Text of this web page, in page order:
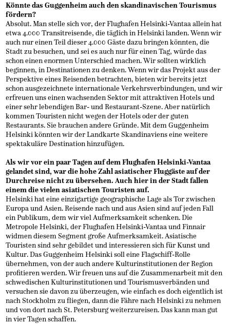
Könnte das Guggenheim auch den skandinavischen Tourismus
fördern?
Absolut. Man stelle sich vor, der Flughafen Helsinki-Vantaa allein hat
etwa 4.000 Transitreisende, die täglich in Helsinki landen. Wenn wir
auch nur einen Teil dieser 4.000 Gäste dazu bringen könnten, die
Stadt zu besuchen, und sei es auch nur für einen Tag, würde das
schon einen enormen Unterschied machen. Wir sollten wirklich
beginnen, in Destinationen zu denken. Wenn wir das Projekt aus der
Perspektive eines Reisenden betrachten, bieten wir bereits jetzt
schon ausgezeichnete internationale Verkehrsverbindungen, und wir
erfreuen uns einen wachsenden Sektor mit attraktiven Hotels und
einer sehr lebendigen Bar- und Restaurant-Szene. Aber natürlich
kommen Touristen nicht wegen der Hotels oder der guten
Restaurants. Sie brauchen andere Gründe. Mit dem Guggenheim
Helsinki könnten wir der Landkarte Skandinaviens eine weitere
spektakuläre Destination hinzufügen.
Als wir vor ein paar Tagen auf dem Flughafen Helsinki-Vantaa
gelandet sind, war die hohe Zahl asiatischer Fluggäste auf der
Durchreise nicht zu übersehen. Auch hier in der Stadt fallen
einem die vielen asiatischen Touristen auf.
Helsinki hat eine einzigartige geographische Lage als Tor zwischen
Europa und Asien. Reisende nach und aus Asien sind auf jeden Fall
ein Publikum, dem wir viel Aufmerksamkeit schenken. Die
Metropole Helsinki, der Flughafen Helsinki-Vantaa und Finnair
widmen diesem Segment große Aufmerksamkeit. Asiatische
Touristen sind sehr gebildet und interessieren sich für Kunst und
Kultur. Das Guggenheim Helsinki soll eine Flagschiff-Rolle
übernehmen, von der auch andere Kulturinstitutionen der Region
profitieren werden. Wir freuen uns auf die Zusammenarbeit mit den
schwedischen Kulturinstitutionen und Tourismusverbänden und
versuchen sie davon zu überzeugen, wie einfach es doch eigentlich ist
nach Stockholm zu fliegen, dann die Fähre nach Helsinki zu nehmen
und von dort nach St. Petersburg weiterzureisen. Das kann man gut
in vier Tagen schaffen.